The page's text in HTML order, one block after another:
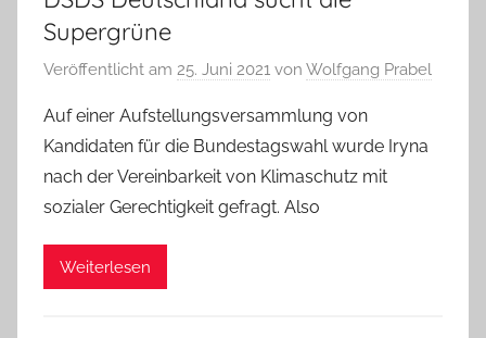
Supergrüne
Veröffentlicht am 25. Juni 2021 von Wolfgang Prabel
Auf einer Aufstellungsversammlung von
Kandidaten für die Bundestagswahl wurde Iryna
nach der Vereinbarkeit von Klimaschutz mit
sozialer Gerechtigkeit gefragt. Also
Weiterlesen